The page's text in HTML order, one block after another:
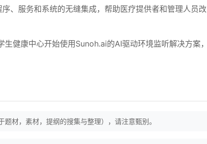
、服务和系统的无缝集成，帮助医疗提供者和管理人员改
健康中心开始使用Sunoh.ai的AI驱动环境监听解决方案，
材，素材，提纲的搜集与整理），请注意甄别。